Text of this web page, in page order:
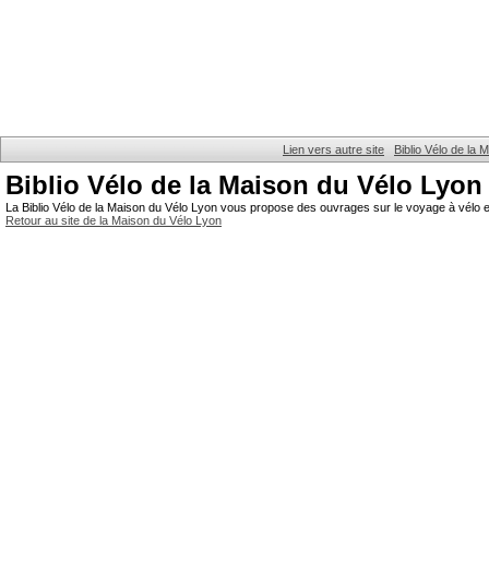
Lien vers autre site Biblio Vélo de la
Biblio Vélo de la Maison du Vélo Lyon
La Biblio Vélo de la Maison du Vélo Lyon vous propose des ouvrages sur le voyage à
Retour au site de la Maison du Vélo Lyon